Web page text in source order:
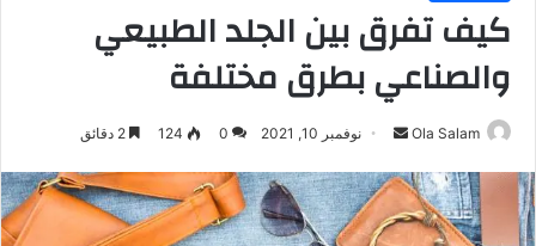
كيف تفرق بين الجلد الطبيعي
والصناعي بطرق مختلفة
Ola Salam
أرسل
إلكترونيا
نوفمبر 10, 2021 0
124